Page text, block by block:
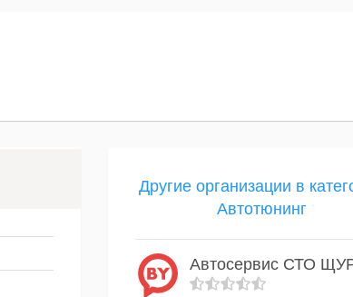
Другие организации в
Автотюнинг
Автосервис СТО